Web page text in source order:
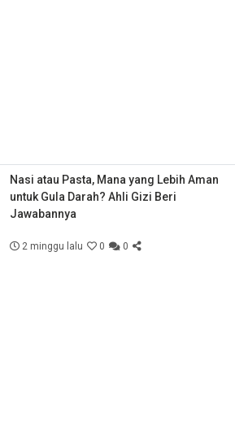
Nasi atau Pasta, Mana yang Lebih Aman
untuk Gula Darah? Ahli Gizi Beri
Jawabannya
2 minggu lalu 0 0